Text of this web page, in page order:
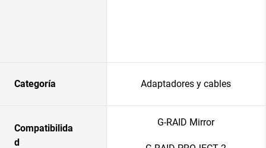
Categoría Adaptadores y cables
Compatibilida
d
G-RAID Mirror